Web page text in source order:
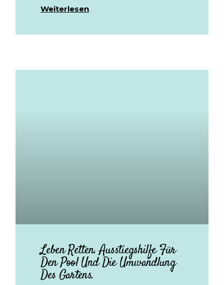
Weiterlesen
Leben Retten. Ausstiegshilfe Für
Den Pool Und Die Umwandlung
Des Gartens.